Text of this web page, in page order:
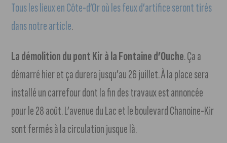
Tous les lieux en Côte-d’Or où les feux d’artifice seront tirés
dans notre article.
La démolition du pont Kir à la Fontaine d’Ouche. Ça a
démarré hier et ça durera jusqu’au 26 juillet. À la place sera
installé un carrefour dont la fin des travaux est annoncée
pour le 28 août. L’avenue du Lac et le boulevard Chanoine-Kir
sont fermés à la circulation jusque là.